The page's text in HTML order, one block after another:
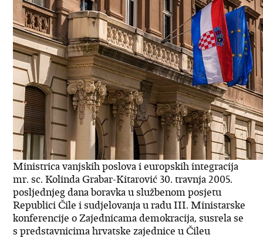
Ministrica vanjskih poslova i europskih integracija
mr. sc. Kolinda Grabar-Kitarović 30. travnja 2005.
posljednjeg dana boravka u službenom posjetu
Republici Čile i sudjelovanja u radu III. Ministarske
konferencije o Zajednicama demokracija, susrela se
s predstavnicima hrvatske zajednice u Čileu